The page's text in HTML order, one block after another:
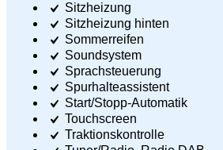
Sitzheizung
Sitzheizung hinten
Sommerreifen
Soundsystem
Sprachsteuerung
Spurhalteassistent
Start/Stopp-Automatik
Touchscreen
Traktionskontrolle